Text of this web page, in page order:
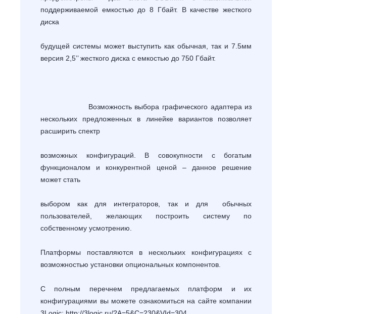
поддерживаемой емкостью до 8 Гбайт. В качестве жесткого
диска
будущей системы может выступить как обычная, так и 7.5мм
версия 2,5’’ жесткого диска с емкостью до 750 Гбайт.
Возможность выбора графического адаптера из
нескольких предложенных в линейке вариантов позволяет
расширить спектр
возможных конфигураций. В совокупности с богатым
функционалом и конкурентной ценой – данное решение
может стать
выбором как для интеграторов, так и для обычных
пользователей, желающих построить систему по
собственному усмотрению.
Платформы поставляются в нескольких конфигурациях с
возможностью установки опциональных компонентов.
С полным перечнем предлагаемых платформ и их
конфигурациями вы можете ознакомиться на сайте компании